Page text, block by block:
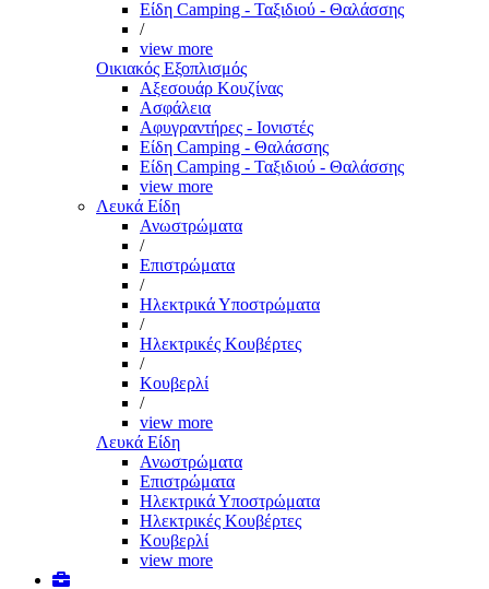
Είδη Camping - Ταξιδιού - Θαλάσσης
/
view more
Οικιακός Εξοπλισμός
Αξεσουάρ Κουζίνας
Ασφάλεια
Αφυγραντήρες - Ιονιστές
Είδη Camping - Θαλάσσης
Είδη Camping - Ταξιδιού - Θαλάσσης
view more
Λευκά Είδη
Ανωστρώματα
/
Επιστρώματα
/
Ηλεκτρικά Υποστρώματα
/
Ηλεκτρικές Κουβέρτες
/
Κουβερλί
/
view more
Λευκά Είδη
Ανωστρώματα
Επιστρώματα
Ηλεκτρικά Υποστρώματα
Ηλεκτρικές Κουβέρτες
Κουβερλί
view more